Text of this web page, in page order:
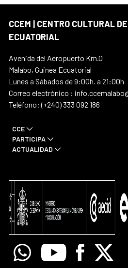
CCEM | CENTRO CULTURAL
ECUATORIAL
Avenida del Aeropuerto Km.0
Malabo, Guinea Ecuatorial
Lunes a Sábados de 9:00h. a 21:00h
Correo electrónico :
Teléfono: (+240) 333 092 186
CCE
PARTICIPA
ACTUALIDAD
WhatsappYoutube Facebook
X